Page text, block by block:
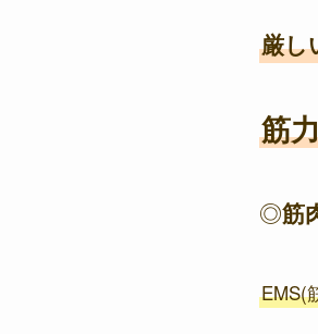
厳し
筋
◎筋
EMS(